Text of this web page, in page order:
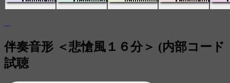
...
伴奏音形 ＜悲愴風１６分＞ (内部コード
試聴